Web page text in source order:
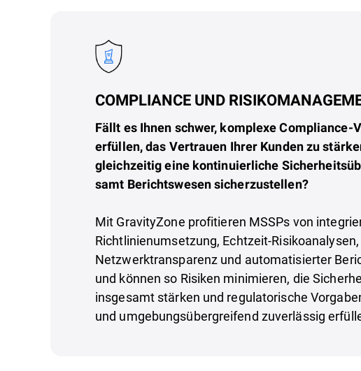
COMPLIANCE UND
Fällt es Ihnen schwer, komplexe Compliance-
erfüllen, das Vertrauen Ihrer Kunden zu
gleichzeitig eine kontinuierliche
samt Berichtswesen sicherzustellen?
Mit GravityZone profitieren MSSPs von
Richtlinienumsetzung, Echtzeit-
Netzwerktransparenz und automatisierter
und können so Risiken minimieren, die
insgesamt stärken und regulatorische
und umgebungsübergreifend zuverlässig